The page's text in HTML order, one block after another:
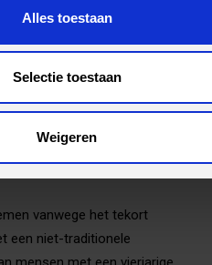
Alles toestaan
Selectie toestaan
Weigeren
IT-diploma
vanwege het tekort
een niet-traditionele